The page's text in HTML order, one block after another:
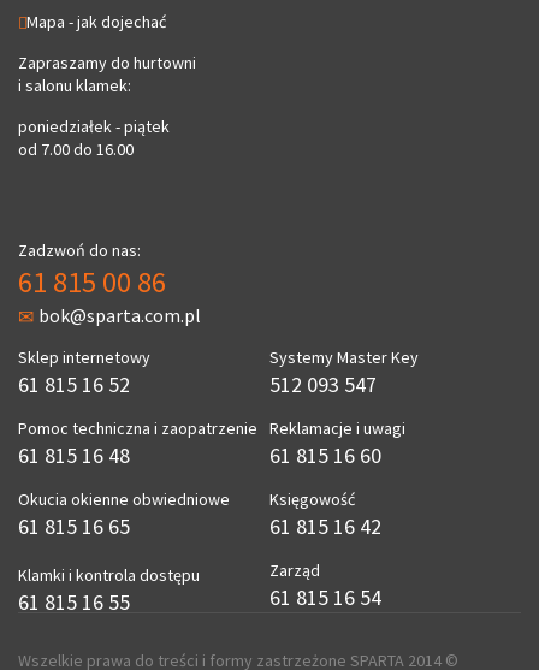
Mapa - jak dojechać
Zapraszamy do hurtowni
i salonu klamek:
poniedziałek - piątek
od 7.00 do 16.00
Zadzwoń do nas:
61 815 00 86
bok@sparta.com.pl
Sklep internetowy
61 815 16 52
Pomoc techniczna i zaopatrzenie
61 815 16 48
Okucia okienne obwiedniowe
61 815 16 65
Klamki i kontrola dostępu
61 815 16 55
Systemy Master Key
512 093 547
Reklamacje i uwagi
61 815 16 60
Księgowość
61 815 16 42
Zarząd
61 815 16 54
Wszelkie prawa do treści i formy zastrzeżone SPARTA 2014 ©